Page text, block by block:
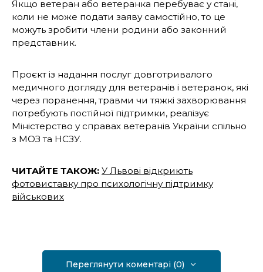
Якщо ветеран або ветеранка перебуває у стані,
коли не може подати заяву самостійно, то це
можуть зробити члени родини або законний
представник.
Проєкт із надання послуг довготривалого
медичного догляду для ветеранів і ветеранок, які
через поранення, травми чи тяжкі захворювання
потребують постійної підтримки, реалізує
Міністерство у справах ветеранів України спільно
з МОЗ та НСЗУ.
ЧИТАЙТЕ ТАКОЖ: У Львові відкриють
фотовиставку про психологічну підтримку
військових
Переглянути коментарі (0)